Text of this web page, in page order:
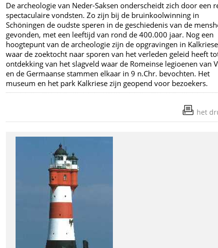
De archeologie van Neder-Saksen onderscheidt zich door een
spectaculaire vondsten. Zo zijn bij de bruinkoolwinning in
Schöningen de oudste speren in de geschiedenis van de
gevonden, met een leeftijd van rond de 400.000 jaar. Nog een
hoogtepunt van de archeologie zijn de opgravingen in
waar de zoektocht naar sporen van het verleden geleid heeft
ontdekking van het slagveld waar de Romeinse legioenen van
en de Germaanse stammen elkaar in 9 n.Chr. bevochten. Het
museum en het park Kalkriese zijn geopend voor bezoekers.
het